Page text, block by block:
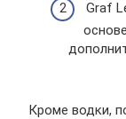
Graf
Кроме водки,